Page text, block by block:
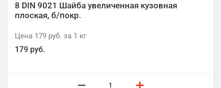
8 DIN 9021 Шайба увеличенная кузовная
плоская, б/покр.
Цена 179 руб. за 1 кг
179 руб.